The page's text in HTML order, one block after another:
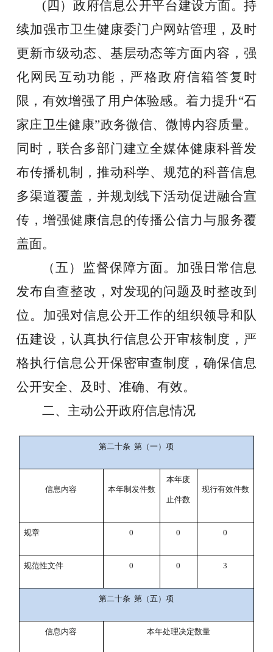
(四）政府信息公开平台建设方面。持
续加强市卫生健康委门户网站管理，及时
更新市级动态、基层动态等方面内容 ，强
化 网民互动功能，严格政府信箱答复时
限， 有效增强了用户体验感。着力提升“石
家庄卫生健康”政务微信、微博内容质量。
同时，联合多部门建立全媒体健康科普发
布传播机制，推动科学、规范的科普信息
多渠道覆盖，并规划线下活动促进融合宣
传 ， 增强健康信息的传播公信力与服务覆
盖面。
（ 五 ）监督保障方面。 加强日常信息
发布自查整改，对发现的问题及时整改到
位。加强对信息公开工作的组织领导和队
伍建设，认真执行信息公开审核制度，严
格执行信息公开保密审查制度，确保信息
公开安全、及时、准确、有效。
二、主动公开政府信息情况
第二十条 第（一）项
信息内容 本年制发件数
本年废
止件数
现行有效件数
规章 0 0 0
规范性文件 0 0 3
第二十条 第（五）项
信息内容 本年处理决定数量